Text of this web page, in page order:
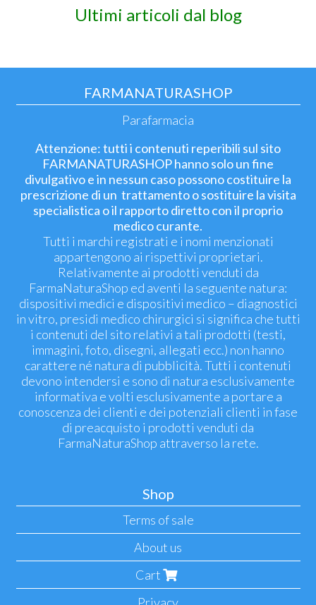
Ultimi articoli dal blog
FARMANATURASHOP
Parafarmacia
Attenzione: tutti i contenuti reperibili sul sito
FARMANATURASHOP hanno solo un fine
divulgativo e in nessun caso possono costituire la
prescrizione di un trattamento o sostituire la visita
specialistica o il rapporto diretto con il proprio
medico curante.
Tutti i marchi registrati e i nomi menzionati
appartengono ai rispettivi proprietari.
Relativamente ai prodotti venduti da
FarmaNaturaShop ed aventi la seguente natura:
dispositivi medici e dispositivi medico – diagnostici
in vitro, presidi medico chirurgici si significa che tutti
i contenuti del sito relativi a tali prodotti (testi,
immagini, foto, disegni, allegati ecc.) non hanno
carattere né natura di pubblicità. Tutti i contenuti
devono intendersi e sono di natura esclusivamente
informativa e volti esclusivamente a portare a
conoscenza dei clienti e dei potenziali clienti in fase
di preacquisto i prodotti venduti da
FarmaNaturaShop attraverso la rete.
Shop
Terms of sale
About us
Cart
Privacy